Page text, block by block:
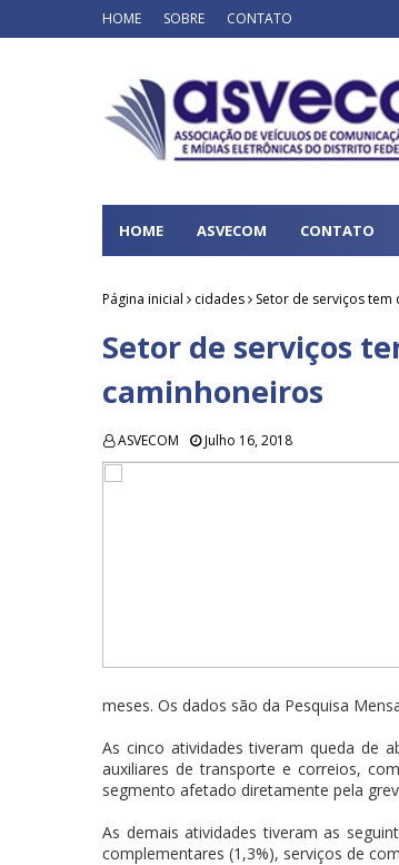
HOME SOBRE CONTATO
HOME ASVECOM CONTATO
Página inicial cidades Setor de serviços
Setor de serviços
caminhoneiros
ASVECOM Julho 16, 2018
meses. Os dados são da Pesquisa
As cinco atividades tiveram queda de
auxiliares de transporte e correios,
segmento afetado diretamente pela
As demais atividades tiveram as
complementares (1,3%), serviços de